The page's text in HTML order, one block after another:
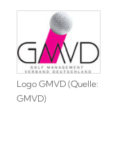
Logo GMVD (Quelle:
GMVD)